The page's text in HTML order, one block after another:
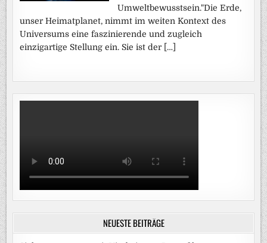
Umweltbewusstsein."Die Erde,
unser Heimatplanet, nimmt im weiten Kontext des
Universums eine faszinierende und zugleich
einzigartige Stellung ein. Sie ist der […]
NEUESTE BEITRÄGE